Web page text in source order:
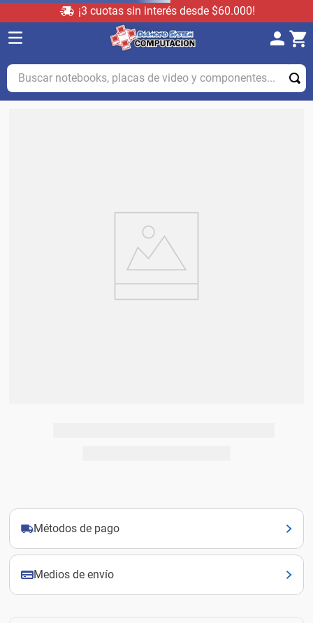
¡3 cuotas sin interés desde $60.000!
Buscar notebooks, placas de video y componentes...
Métodos de pago
Medios de envío